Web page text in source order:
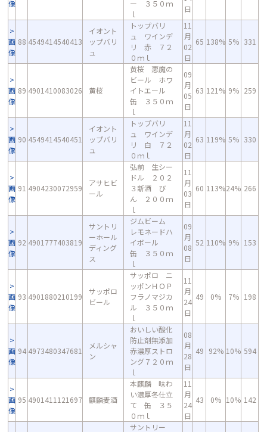
像
ー ３５０ｍ
ｌ
日
画
像
88 4549414540413
イオント
ップバリ
ュ
トップバリ
ュ ワインデ
リ 赤 ７２
０ｍｌ
11
月
02
日
65 138% 5% 331
画
像
89 4901410083026 黄桜
黄桜 悪魔の
ビール ホワ
イトエール
缶 ３５０ｍ
ｌ
09
月
05
日
63 121% 9% 259
画
像
90 4549414540451
イオント
ップバリ
ュ
トップバリ
ュ ワインデ
リ 白 ７２
０ｍｌ
11
月
02
日
63 119% 5% 330
画
像
91 4904230072959
アサヒビ
ール
弘前 生シー
ドル ２０２
３新酒 び
ん ２００ｍ
ｌ
11
月
03
日
60 113%24% 266
画
像
92 4901777403819
サントリ
ーホール
ディング
ス
ジムビーム
レモネードハ
イボール
缶 ３５０ｍ
ｌ
09
月
08
日
52 110% 9% 153
画
像
93 4901880210199
サッポロ
ビール
サッポロ ニ
ッポンＨＯＰ
フラノマジカ
ル ３５０ｍ
ｌ
11
月
24
日
49 0% 7% 198
画
像
94 4973480347681
メルシャ
ン
おいしい酸化
防止剤無添加
赤濃厚ストロ
ング７２０ｍ
ｌ
08
月
28
日
49 92% 10% 594
画
像
95 4901411121697 麒麟麦酒
本麒麟 味わ
い濃厚冬仕立
て 缶 ３５
０ｍｌ
11
月
24
日
43 0% 10% 142
サントリー